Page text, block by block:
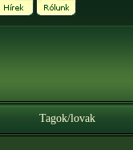
Tagok/lovak